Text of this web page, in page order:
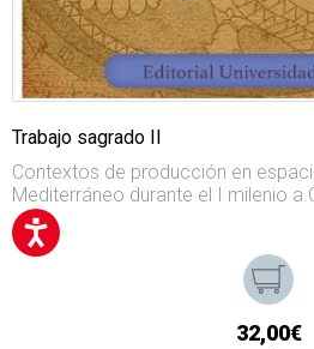
Trabajo sagrado II
Contextos de producción en
Mediterráneo durante el I milenio
32,00€